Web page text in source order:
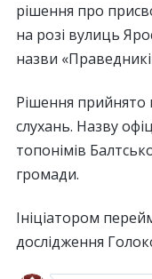
рішення про
на розі вулиць
назви
Рішення прийнято
слухань. Назву
топонімів
громади.
Ініціатором
дослідження